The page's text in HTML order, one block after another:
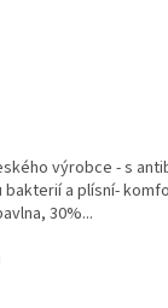
výrobce - s
a plísní-
30%...